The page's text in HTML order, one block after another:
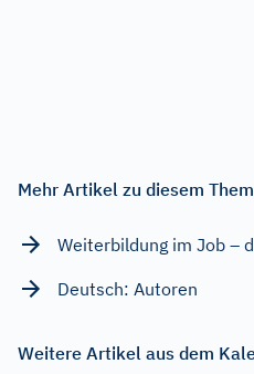
Mehr Artikel zu diesem
Weiterbildung im Job –
Deutsch: Autoren
Weitere Artikel aus dem